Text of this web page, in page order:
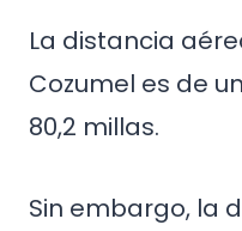
La distancia
Cozumel es de
80,2 millas.
Sin embargo, la